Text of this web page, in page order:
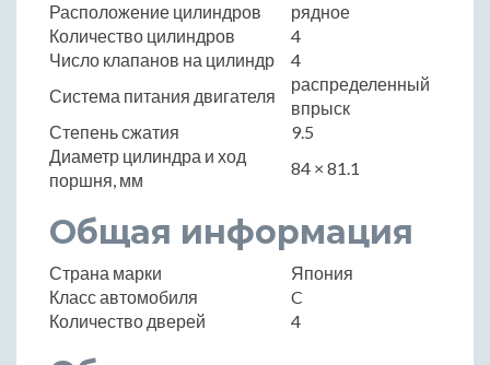
Расположение цилиндров
рядное
Количество цилиндров
4
Число клапанов на цилиндр
4
Система питания двигателя
распределенный
впрыск
Степень сжатия
9.5
Диаметр цилиндра и ход
поршня, мм
84 × 81.1
Общая информация
Страна марки
Япония
Класс автомобиля
C
Количество дверей
4